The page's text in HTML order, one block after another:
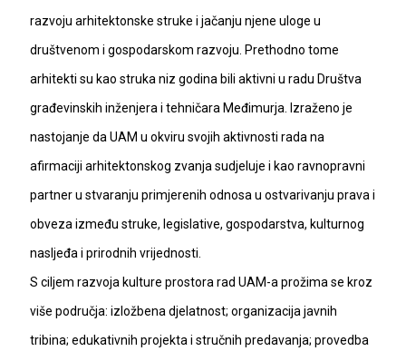
razvoju arhitektonske struke i jačanju njene uloge u
društvenom i gospodarskom razvoju. Prethodno tome
arhitekti su kao struka niz godina bili aktivni u radu Društva
građevinskih inženjera i tehničara Međimurja. Izraženo je
nastojanje da UAM u okviru svojih aktivnosti rada na
afirmaciji arhitektonskog zvanja sudjeluje i kao ravnopravni
partner u stvaranju primjerenih odnosa u ostvarivanju prava i
obveza između struke, legislative, gospodarstva, kulturnog
nasljeđa i prirodnih vrijednosti.
S ciljem razvoja kulture prostora rad UAM-a prožima se kroz
više područja: izložbena djelatnost; organizacija javnih
tribina; edukativnih projekta i stručnih predavanja; provedba